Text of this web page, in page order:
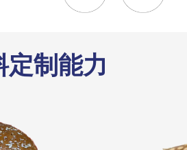
定制能力